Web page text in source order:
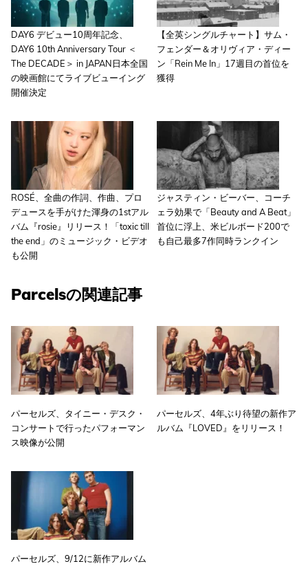
DAY6 デビュー10周年記念、
DAY6 10th Anniversary Tour ＜
The DECADE＞ in JAPAN日本全国
の映画館にてライブビューイング
開催決定
【全英シングルチャート】サム・
フェンダー＆オリヴィア・ディー
ン「Rein Me In」17週目の首位を
獲得
ROSÉ、全曲の作詞、作曲、プロ
デュースを手がけた渾身の1stアル
バム『rosie』リリース！「toxic till
the end」のミュージック・ビデオ
も公開
ジャスティン・ビーバー、コーチ
ェラ効果で「Beauty and A Beat」
首位に浮上、米ビルボード200で
も自己最多7作同時ランクイン
Parcelsの関連記事
パーセルズ、タイニー・デスク・
コンサートで行ったパフォーマン
ス映像が公開
パーセルズ、4年ぶり待望の新作ア
ルバム『LOVED』をリリース！
パーセルズ、9/12に新作アルバム